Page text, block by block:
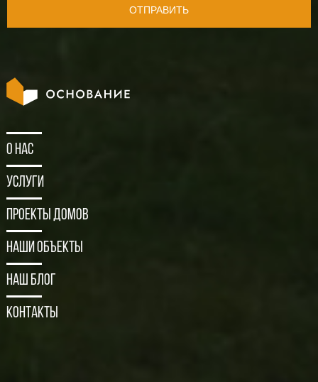
ОТПРАВИТЬ
О нас
Услуги
Проекты домов
Наши объекты
Наш блог
Контакты